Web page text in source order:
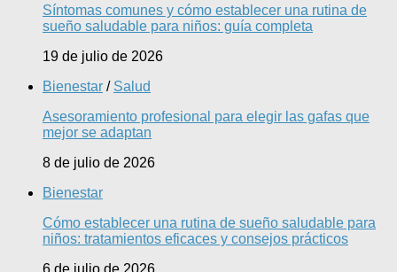
Síntomas comunes y cómo establecer una rutina de
sueño saludable para niños: guía completa
19 de julio de 2026
Bienestar / Salud
Asesoramiento profesional para elegir las gafas que
mejor se adaptan
8 de julio de 2026
Bienestar
Cómo establecer una rutina de sueño saludable para
niños: tratamientos eficaces y consejos prácticos
6 de julio de 2026